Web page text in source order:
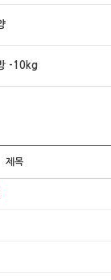
-10kg
제목